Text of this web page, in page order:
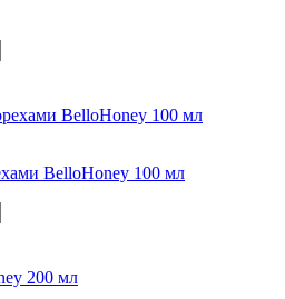
BelloHoney 100 мл